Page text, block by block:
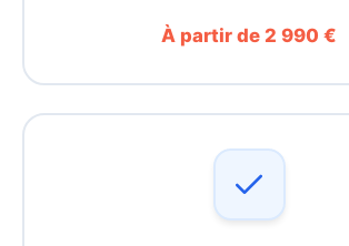
À partir de 2 990 €